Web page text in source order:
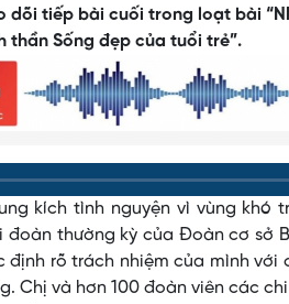
dõi tiếp bài cuối trong loạt bài
thần Sống đẹp của tuổi trẻ”.
kích tình nguyện vì vùng khó
thường kỳ của Đoàn cơ sở
định rõ trách nhiệm của mình với
Chị và hơn 100 đoàn viên các